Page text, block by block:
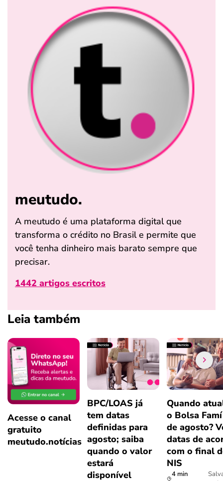
meutudo.
A meutudo é uma plataforma digital que
transforma o crédito no Brasil e permite que
você tenha dinheiro mais barato sempre que
precisar.
1442 artigos escritos
Leia também
Acesse o canal
gratuito
meutudo.notícias
BPC/LOAS já
tem datas
definidas para
agosto; saiba
quando o valor
estará
disponível
Quando
o Bolsa
de agosto?
datas de
com o final
NIS
4 min